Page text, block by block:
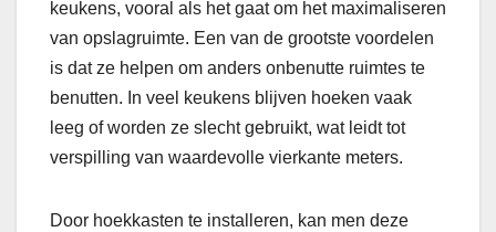
keukens, vooral als het gaat om het maximaliseren
van opslagruimte. Een van de grootste voordelen
is dat ze helpen om anders onbenutte ruimtes te
benutten. In veel keukens blijven hoeken vaak
leeg of worden ze slecht gebruikt, wat leidt tot
verspilling van waardevolle vierkante meters.
Door hoekkasten te installeren, kan men deze